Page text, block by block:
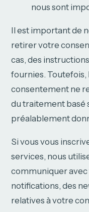
nous sont
Il est important de
retirer votre
cas, des
fournies.
consentement ne
du traitement basé
préalablement
Si vous vous
services, nous
communiquer avec
notifications, des
relatives à votre